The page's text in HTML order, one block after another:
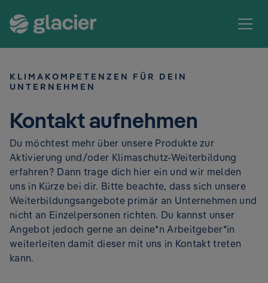
KLIMAKOMPETENZEN FÜR DEIN
UNTERNEHMEN
Kontakt aufnehmen
Du möchtest mehr über unsere Produkte zur
Aktivierung und/oder Klimaschutz-Weiterbildung
erfahren? Dann trage dich hier ein und wir melden
uns in Kürze bei dir. Bitte beachte, dass sich unsere
Weiterbildungsangebote primär an Unternehmen und
nicht an Einzelpersonen richten. Du kannst unser
Angebot jedoch gerne an deine*n Arbeitgeber*in
weiterleiten damit dieser mit uns in Kontakt treten
kann.